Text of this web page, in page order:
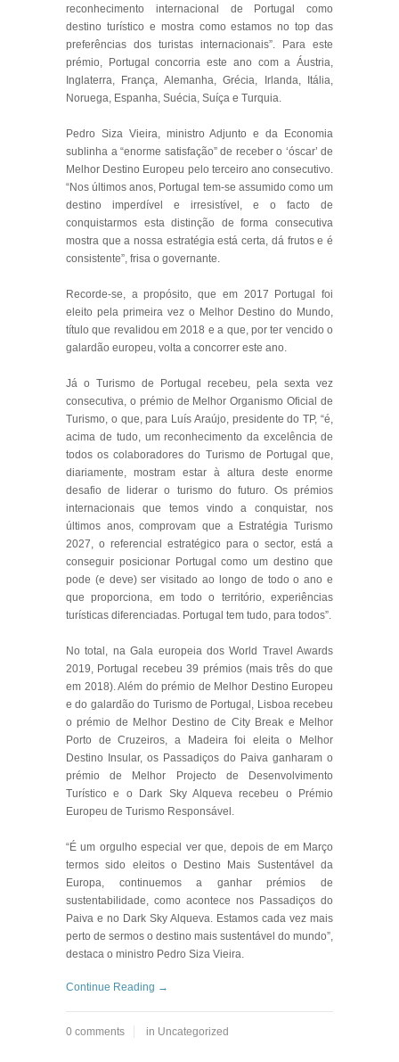
reconhecimento internacional de Portugal como
destino turístico e mostra como estamos no top das
preferências dos turistas internacionais”. Para este
prémio, Portugal concorria este ano com a Áustria,
Inglaterra, França, Alemanha, Grécia, Irlanda, Itália,
Noruega, Espanha, Suécia, Suíça e Turquia.
Pedro Siza Vieira, ministro Adjunto e da Economia
sublinha a “enorme satisfação” de receber o ‘óscar’ de
Melhor Destino Europeu pelo terceiro ano consecutivo.
“Nos últimos anos, Portugal tem-se assumido como um
destino imperdível e irresistível, e o facto de
conquistarmos esta distinção de forma consecutiva
mostra que a nossa estratégia está certa, dá frutos e é
consistente”, frisa o governante.
Recorde-se, a propósito, que em 2017 Portugal foi
eleito pela primeira vez o Melhor Destino do Mundo,
título que revalidou em 2018 e a que, por ter vencido o
galardão europeu, volta a concorrer este ano.
Já o Turismo de Portugal recebeu, pela sexta vez
consecutiva, o prémio de Melhor Organismo Oficial de
Turismo, o que, para Luís Araújo, presidente do TP, “é,
acima de tudo, um reconhecimento da excelência de
todos os colaboradores do Turismo de Portugal que,
diariamente, mostram estar à altura deste enorme
desafio de liderar o turismo do futuro. Os prémios
internacionais que temos vindo a conquistar, nos
últimos anos, comprovam que a Estratégia Turismo
2027, o referencial estratégico para o sector, está a
conseguir posicionar Portugal como um destino que
pode (e deve) ser visitado ao longo de todo o ano e
que proporciona, em todo o território, experiências
turísticas diferenciadas. Portugal tem tudo, para todos”.
No total, na Gala europeia dos World Travel Awards
2019, Portugal recebeu 39 prémios (mais três do que
em 2018). Além do prémio de Melhor Destino Europeu
e do galardão do Turismo de Portugal, Lisboa recebeu
o prémio de Melhor Destino de City Break e Melhor
Porto de Cruzeiros, a Madeira foi eleita o Melhor
Destino Insular, os Passadiços do Paiva ganharam o
prémio de Melhor Projecto de Desenvolvimento
Turístico e o Dark Sky Alqueva recebeu o Prémio
Europeu de Turismo Responsável.
“É um orgulho especial ver que, depois de em Março
termos sido eleitos o Destino Mais Sustentável da
Europa, continuemos a ganhar prémios de
sustentabilidade, como acontece nos Passadiços do
Paiva e no Dark Sky Alqueva. Estamos cada vez mais
perto de sermos o destino mais sustentável do mundo”,
destaca o ministro Pedro Siza Vieira.
Continue Reading →
0 comments in Uncategorized